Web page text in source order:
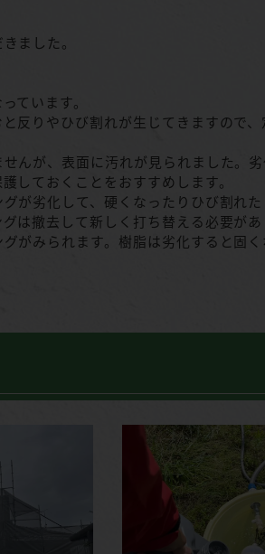
ました。
ています。
反りやひび割れが生じてきますので
んが、表面に汚れが見られました。
しておくことをおすすめします。
が劣化して、硬くなったりひび割れ
は撤去して新しく打ち替える必要があ
がみられます。樹脂は劣化すると固